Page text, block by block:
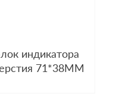
индикатора
71*38MM